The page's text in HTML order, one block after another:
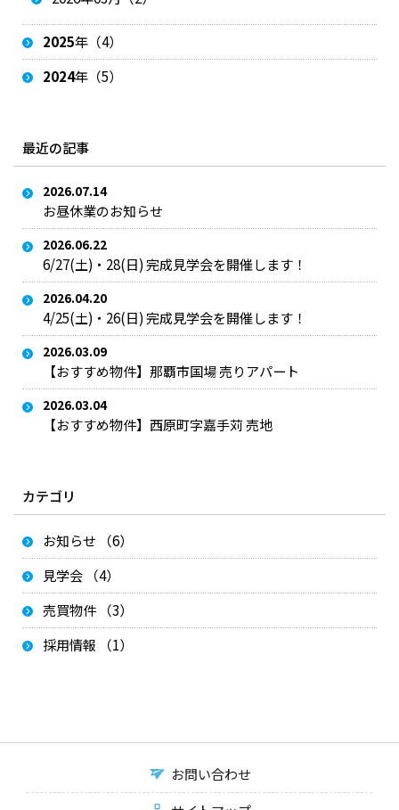
2025年（4）
2024年（5）
最近の記事
2026.07.14
お昼休業のお知らせ
2026.06.22
6/27(土)・28(日) 完成見学会を開催します！
2026.04.20
4/25(土)・26(日) 完成見学会を開催します！
2026.03.09
【おすすめ物件】那覇市国場 売りアパート
2026.03.04
【おすすめ物件】西原町字嘉手苅 売地
カテゴリ
お知らせ （6）
見学会 （4）
売買物件 （3）
採用情報 （1）
お問い合わせ